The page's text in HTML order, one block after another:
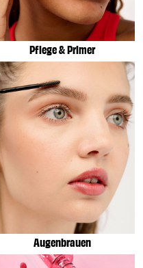
Pflege & Primer
Augenbrauen